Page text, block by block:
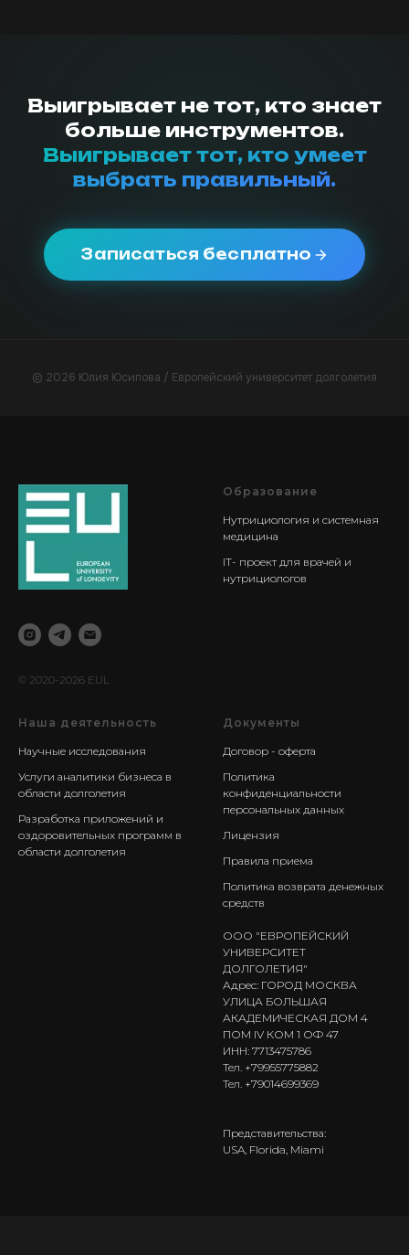
Выигрывает не тот, кто знает
больше инструментов.
Выигрывает тот, кто умеет
выбрать правильный.
Записаться бесплатно
© 2026 Юлия Юсипова / Европейский университет долголетия
© 2020-2026 EUL
Образование
Нутрициология и системная
медицина
IT- проект для врачей и
нутрициологов
Наша деятельность
Научные исследования
Услуги аналитики бизнеса в
области долголетия
Разработка приложений и
оздоровительных программ в
области долголетия
Документы
Договор - оферта
Политика
конфиденциальности
персональных данных
Лицензия
Правила приема
Политика возврата денежных
средств
ООО "ЕВРОПЕЙСКИЙ
УНИВЕРСИТЕТ
ДОЛГОЛЕТИЯ"
Адрес: ГОРОД МОСКВА
УЛИЦА БОЛЬШАЯ
АКАДЕМИЧЕСКАЯ ДОМ 4
ПОМ IV КОМ 1 ОФ 47
ИНН: 7713475786
Тел. +79955775882
Тел. +79014699369
Представительства:
USA, Florida, Miami